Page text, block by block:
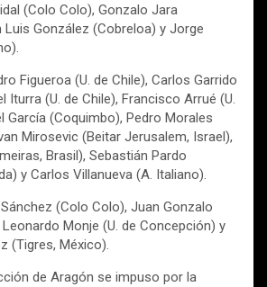
(Colo Colo), Gonzalo Jara
Luis González (Cobreloa) y Jorge
Figueroa (U. de Chile), Carlos Garrido
Iturra (U. de Chile), Francisco Arrué (U.
García (Coquimbo), Pedro Morales
Mirosevic (Beitar Jerusalem, Israel),
Brasil), Sebastián Pardo
y Carlos Villanueva (A. Italiano).
(Colo Colo), Juan Gonzalo
Monje (U. de Concepción) y
(Tigres, México).
de Aragón se impuso por la